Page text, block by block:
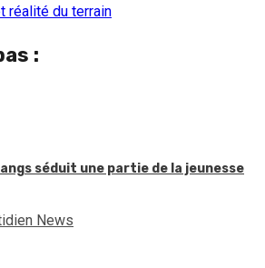
réalité du terrain
:
séduit une partie de la jeunesse
News